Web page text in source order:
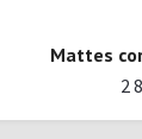
Mattes
2